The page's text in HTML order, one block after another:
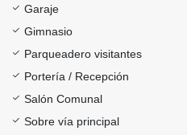
Garaje
Gimnasio
Parqueadero visitantes
Portería / Recepción
Salón Comunal
Sobre vía principal